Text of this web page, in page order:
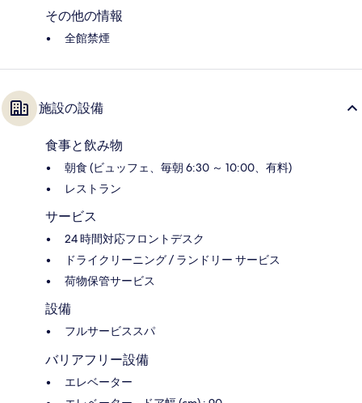
その他の情報
全館禁煙
施設の設備
食事と飲み物
朝食 (ビュッフェ、毎朝 6:30 ～ 10:00、有料)
レストラン
サービス
24 時間対応フロントデスク
ドライクリーニング / ランドリー サービス
荷物保管サービス
設備
フルサービススパ
バリアフリー設備
エレベーター